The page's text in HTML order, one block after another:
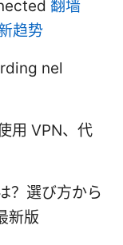
翻墙
趋势
nel
用 VPN、代
？選び方から
新版